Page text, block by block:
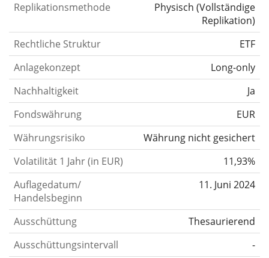
Replikationsmethode Physisch (Vollständige
Replikation)
Rechtliche Struktur
ETF
Anlagekonzept
Long-only
Nachhaltigkeit
Ja
Fondswährung
EUR
Währungsrisiko
Währung nicht gesichert
Volatilität 1 Jahr (in EUR)
11,93%
Auflagedatum/
Handelsbeginn
11. Juni 2024
Ausschüttung
Thesaurierend
Ausschüttungsintervall
-